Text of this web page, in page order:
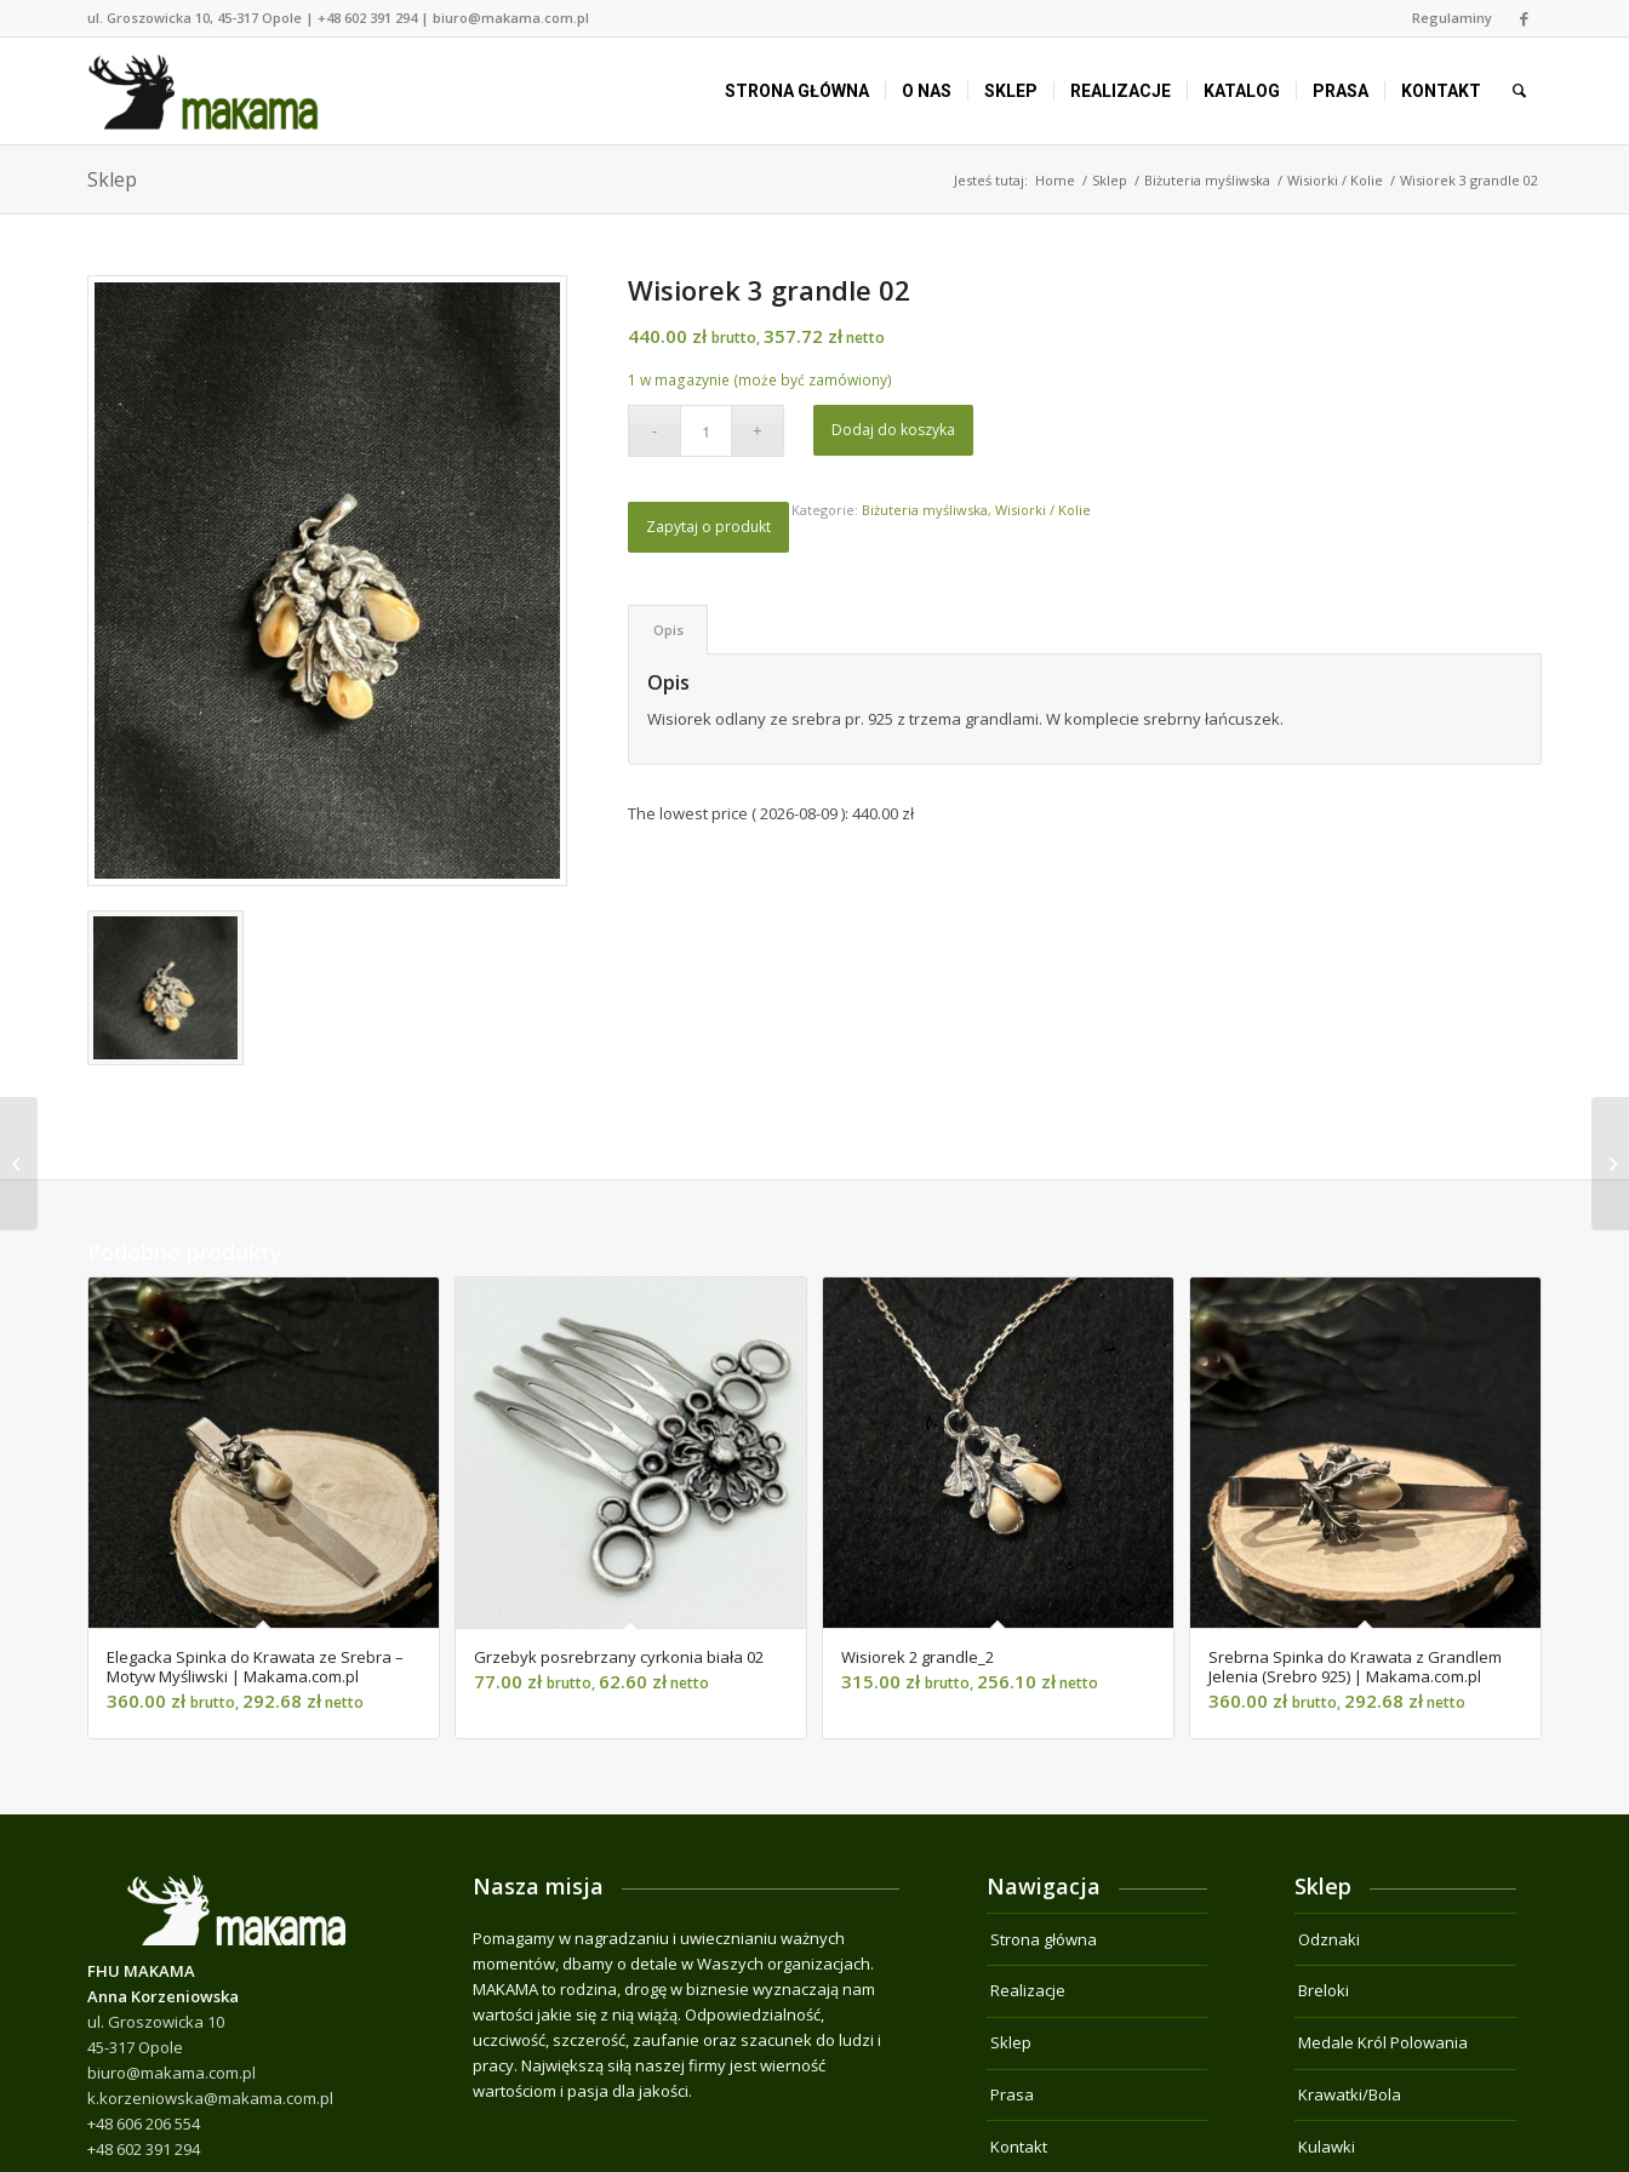
Regulaminy
ul. Groszowicka 10, 45-317 Opole | +48 602 391 294 | biuro@makama.com.pl
STRONA GŁÓWNA O NAS SKLEP REALIZACJE KATALOG PRASA KONTAKT
Sklep Jesteś tutaj: Home / Sklep / Biżuteria myśliwska / Wisiorki / Kolie / Wisiorek 3 grandle 02
Wisiorek 3 grandle 02
440.00 zł brutto,357.72 złnetto
1 w magazynie (może być zamówiony)
Dodaj do koszyka
Kategorie: Biżuteria myśliwska, Wisiorki / Kolie
Zapytaj o produkt
Opis
Opis
Wisiorek odlany ze srebra pr. 925 z trzema grandlami. W komplecie srebrny łańcuszek.
The lowest price (2026-08-09): 440.00 zł
Elegacka Spinka do Krawata ze Srebra –
Motyw Myśliwski | Makama.com.pl
360.00 zł brutto, 292.68 złnetto
Grzebyk posrebrzany cyrkonia biała 02
77.00 zł brutto, 62.60 złnetto
Wisiorek 2 grandle_2
315.00 zł brutto, 256.10 złnetto
Srebrna Spinka do Krawata z Grandlem
Jelenia (Srebro 925) | Makama.com.pl
360.00 zł brutto, 292.68 złnetto
FHU MAKAMA
Anna Korzeniowska
ul. Groszowicka 10
45-317 Opole
biuro@makama.com.pl
k.korzeniowska@makama.com.pl
+48 606 206 554
+48 602 391 294
Nasza misja
Pomagamy w nagradzaniu i uwiecznianiu ważnych
momentów, dbamy o detale w Waszych organizacjach.
MAKAMA to rodzina, drogę w biznesie wyznaczają nam
wartości jakie się z nią wiążą. Odpowiedzialność,
uczciwość, szczerość, zaufanie oraz szacunek do ludzi i
pracy. Największą siłą naszej firmy jest wierność
wartościom i pasja dla jakości.
Nawigacja
Strona główna
Realizacje
Sklep
Prasa
Kontakt
Sklep
Odznaki
Breloki
Medale Król Polowania
Krawatki/Bola
Kulawki